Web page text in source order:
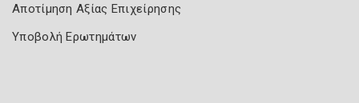
Αποτίμηση Αξίας Επιχείρησης
Υποβολή Ερωτημάτων